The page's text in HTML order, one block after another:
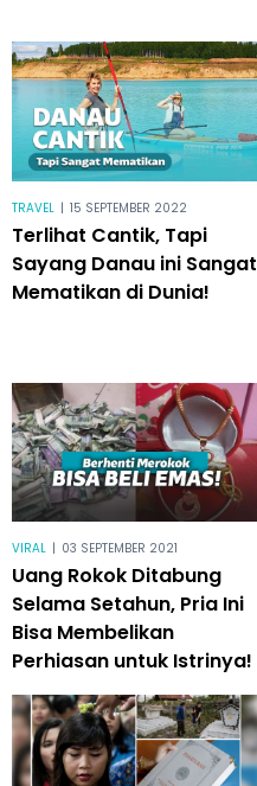
TRAVEL | 15 SEPTEMBER 2022
Terlihat Cantik, Tapi
Sayang Danau ini Sangat
Mematikan di Dunia!
VIRAL | 03 SEPTEMBER 2021
Uang Rokok Ditabung
Selama Setahun, Pria Ini
Bisa Membelikan
Perhiasan untuk Istrinya!